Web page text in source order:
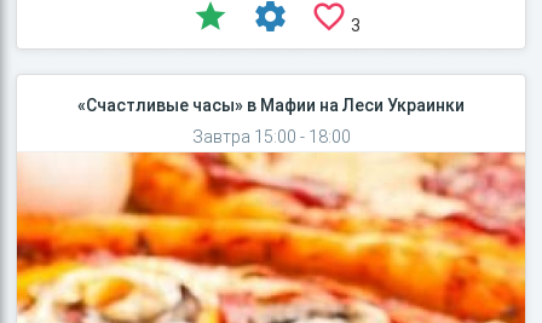
3
«Счастливые часы» в Мафии на Леси Украинки
Завтра 15:00 - 18:00